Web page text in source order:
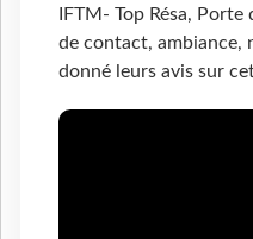
IFTM- Top Résa, Porte
de contact, ambiance,
donné leurs avis sur